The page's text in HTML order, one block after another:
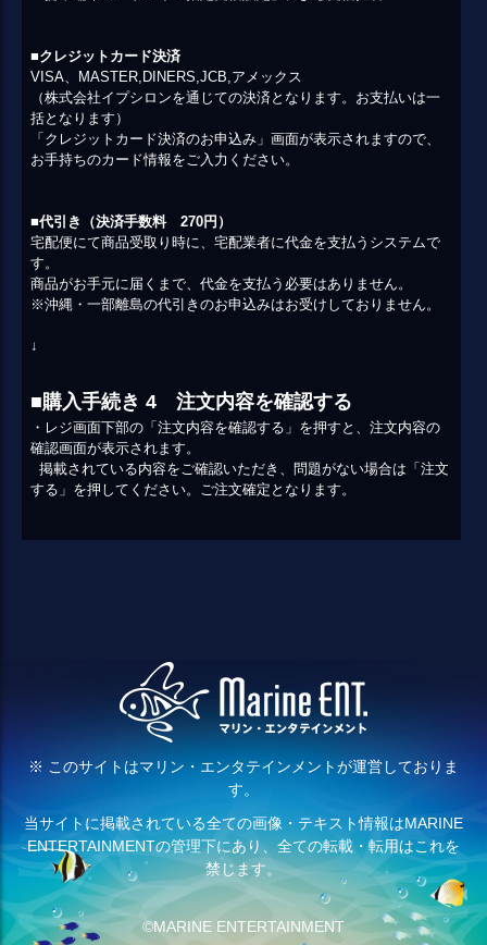
■クレジットカード決済
VISA、MASTER,DINERS,JCB,アメックス
（株式会社イプシロンを通じての決済となります。お支払いは一
括となります）
「クレジットカード決済のお申込み」画面が表示されますので、
お手持ちのカード情報をご入力ください。
■代引き（決済手数料 270円）
宅配便にて商品受取り時に、宅配業者に代金を支払うシステムで
す。
商品がお手元に届くまで、代金を支払う必要はありません。
※沖縄・一部離島の代引きのお申込みはお受けしておりません。
↓
■購入手続き 4 注文内容を確認する
・レジ画面下部の「注文内容を確認する」を押すと、注文内容の
確認画面が表示されます。
掲載されている内容をご確認いただき、問題がない場合は「注文
する」を押してください。ご注文確定となります。
※ このサイトはマリン・エンタテインメントが運営しておりま
す。
当サイトに掲載されている全ての画像・テキスト情報はMARINE
ENTERTAINMENTの管理下にあり、全ての転載・転用はこれを
禁じます。
©MARINE ENTERTAINMENT